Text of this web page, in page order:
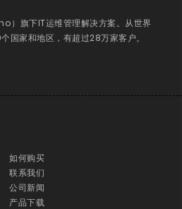
旗下IT运维管理解决方案。从世界
国家和地区，有超过28万家客户。
如何购买
联系我们
公司新闻
产品下载